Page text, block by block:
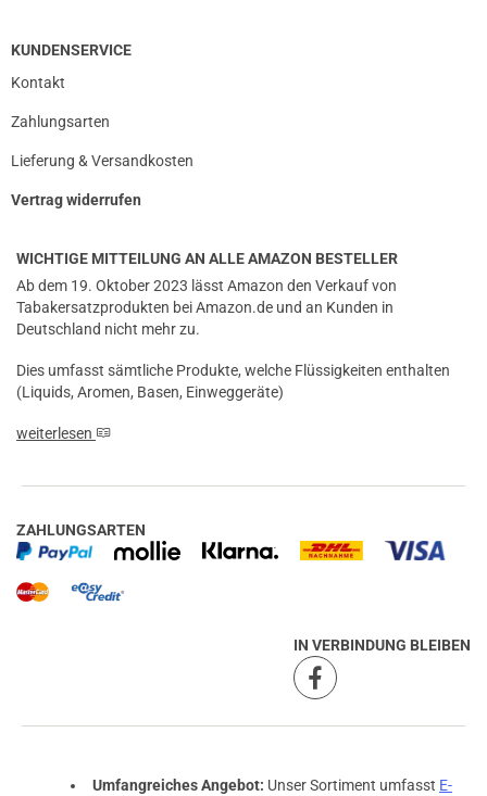
KUNDENSERVICE
Kontakt
Zahlungsarten
Lieferung & Versandkosten
Vertrag widerrufen
WICHTIGE MITTEILUNG AN ALLE AMAZON BESTELLER
Ab dem 19. Oktober 2023 lässt Amazon den Verkauf von
Tabakersatzprodukten bei Amazon.de und an Kunden in
Deutschland nicht mehr zu.
Dies umfasst sämtliche Produkte, welche Flüssigkeiten enthalten
(Liquids, Aromen, Basen, Einweggeräte)
weiterlesen
ZAHLUNGSARTEN
IN VERBINDUNG BLEIBEN
Umfangreiches Angebot: Unser Sortiment umfasst E-